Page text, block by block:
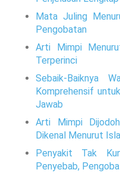
Mata Juling
Pengobatan
Arti Mimpi
Terperinci
Sebaik-Baiknya
Komprehensif
Jawab
Arti Mimpi
Dikenal Menurut
Penyakit Tak
Penyebab,